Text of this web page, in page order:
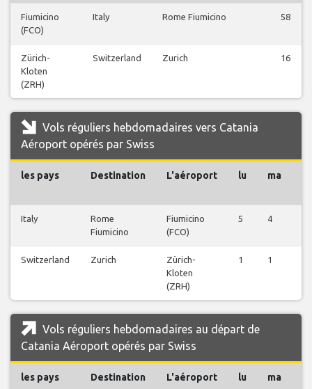
Fiumicino
(FCO)
Italy Rome Fiumicino 58
Zürich-
Kloten
(ZRH)
Switzerland Zurich 16
Vols réguliers hebdomadaires vers Catania
Aéroport opérés par Swiss
les pays Destination L'aéroport lu ma
Italy
Rome
Fiumicino
Fiumicino
(FCO)
5 4
Switzerland Zurich
Zürich-
Kloten
(ZRH)
1 1
Vols réguliers hebdomadaires au départ de
Catania Aéroport opérés par Swiss
les pays Destination L'aéroport lu ma